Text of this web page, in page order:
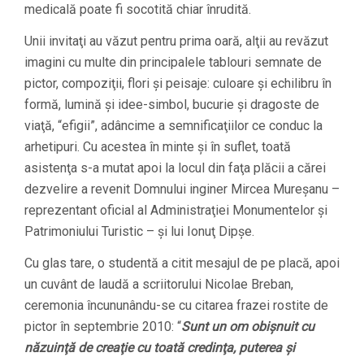
medicală poate fi socotită chiar înrudită.
Unii invitaţi au văzut pentru prima oară, alţii au revăzut
imagini cu multe din principalele tablouri semnate de
pictor, compoziţii, flori şi peisaje: culoare şi echilibru în
formă, lumină şi idee-simbol, bucurie şi dragoste de
viaţă, “efigii”, adâncime a semnificaţiilor ce conduc la
arhetipuri. Cu acestea în minte şi în suflet, toată
asistenţa s-a mutat apoi la locul din faţa plăcii a cărei
dezvelire a revenit Domnului inginer Mircea Mureşanu –
reprezentant oficial al Administraţiei Monumentelor şi
Patrimoniului Turistic – şi lui Ionuţ Dipşe.
Cu glas tare, o studentă a citit mesajul de pe placă, apoi
un cuvânt de laudă a scriitorului Nicolae Breban,
ceremonia încununându-se cu citarea frazei rostite de
pictor în septembrie 2010: “Sunt un om obişnuit cu
năzuinţă de creaţie cu toată credinţa, puterea şi